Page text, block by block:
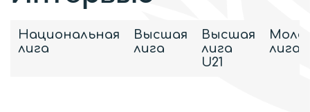
Национальная
лига
Высшая
лига
Высшая
лига
U21
лига